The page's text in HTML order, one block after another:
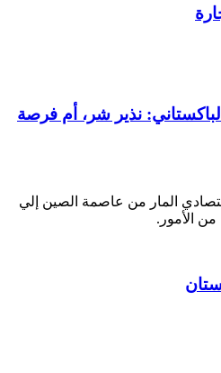
نذير شر، أم فرصة
المار من عاصمة الصين إلي
الأمور.